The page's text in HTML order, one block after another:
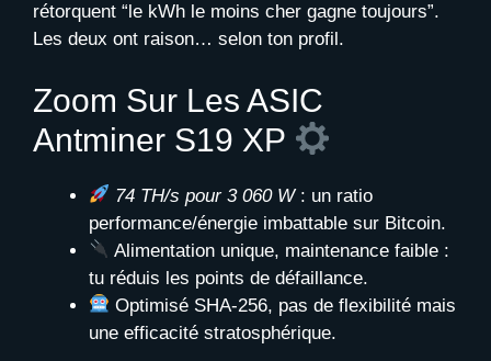
rétorquent “le kWh le moins cher gagne toujours”.
Les deux ont raison… selon ton profil.
Zoom Sur Les ASIC
Antminer S19 XP
74 TH/s pour 3 060 W: un ratio
performance/énergie imbattable sur Bitcoin.
Alimentation unique, maintenance faible :
tu réduis les points de défaillance.
Optimisé SHA-256, pas de flexibilité mais
une efficacité stratosphérique.